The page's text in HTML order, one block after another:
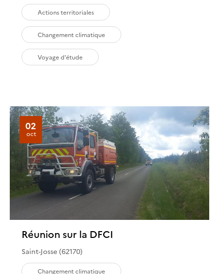
Actions territoriales
Changement climatique
Voyage d'étude
02
oct
Réunion sur la DFCI
Saint-Josse (62170)
Changement climatique